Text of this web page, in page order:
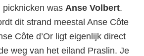
was Anse Volbert.
dit strand meestal Anse Côte
Côte d’Or ligt eigenlijk direct
weg van het eiland Praslin. Je